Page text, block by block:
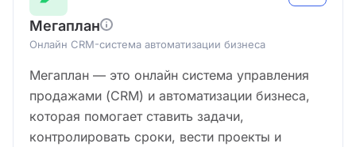
Мегаплан
Онлайн CRM-система автоматизации бизнеса
Мегаплан — это онлайн система управления
продажами (CRM) и автоматизации бизнеса,
которая помогает ставить задачи,
контролировать сроки, вести проекты и